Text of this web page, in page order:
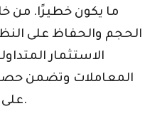
ما يكون خطيرًا. من
الحجم والحفاظ على
الاستثمار
المعاملات وتضمن
على قيمة أفضل على دولارهم.